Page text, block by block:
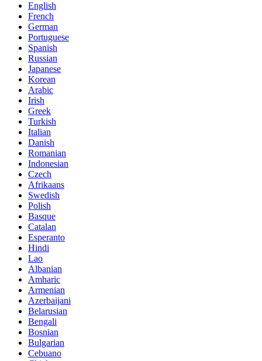
English
French
German
Portuguese
Spanish
Russian
Japanese
Korean
Arabic
Irish
Greek
Turkish
Italian
Danish
Romanian
Indonesian
Czech
Afrikaans
Swedish
Polish
Basque
Catalan
Esperanto
Hindi
Lao
Albanian
Amharic
Armenian
Azerbaijani
Belarusian
Bengali
Bosnian
Bulgarian
Cebuano